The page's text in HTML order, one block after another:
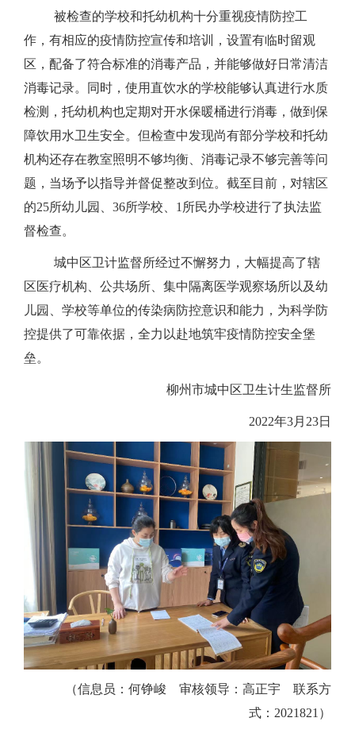
被检查的学校和托幼机构十分重视疫情防控工
作，有相应的疫情防控宣传和培训，设置有临时留观
区，配备了符合标准的消毒产品，并能够做好日常清洁
消毒记录。同时，使用直饮水的学校能够认真进行水质
检测，托幼机构也定期对开水保暖桶进行消毒，做到保
障饮用水卫生安全。但检查中发现尚有部分学校和托幼
机构还存在教室照明不够均衡、消毒记录不够完善等问
题，当场予以指导并督促整改到位。截至目前，对辖区
的25所幼儿园、36所学校、1所民办学校进行了执法监
督检查。
城中区卫计监督所经过不懈努力，大幅提高了辖
区医疗机构、公共场所、集中隔离医学观察场所以及幼
儿园、学校等单位的传染病防控意识和能力，为科学防
控提供了可靠依据，全力以赴地筑牢疫情防控安全堡
垒。
柳州市城中区卫生计生监督所
2022年3月 23日
（信息员：何铮峻 审核领导：高正宇 联系方
式： 2021821）